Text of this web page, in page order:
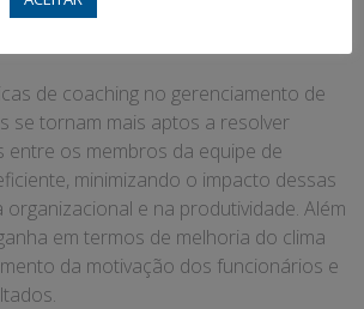
de Conflitos
de coaching no gerenciamento de
se tornam mais aptos a resolver
entre os membros da equipe de
minimizando o impacto dessas
e na produtividade. Além
em termos de melhoria do clima
da motivação dos funcionários e